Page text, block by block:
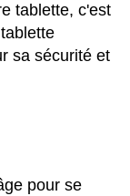
tablette, c'est
sa sécurité et
pour se